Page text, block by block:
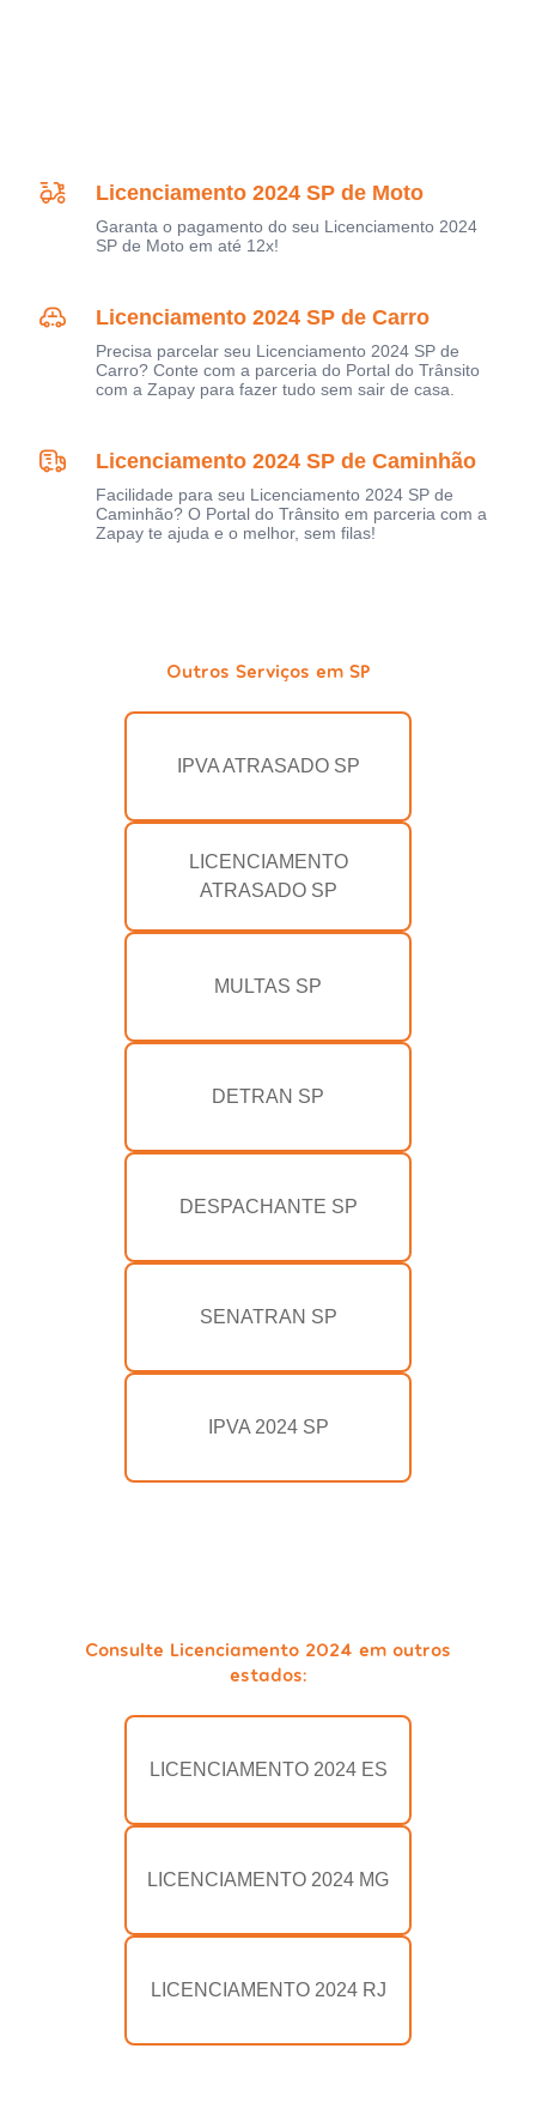
Licenciamento 2024 SP de Moto
Garanta o pagamento do seu Licenciamento 2024
SP de Moto em até 12x!
Licenciamento 2024 SP de Carro
Precisa parcelar seu Licenciamento 2024 SP de
Carro? Conte com a parceria do Portal do Trânsito
com a Zapay para fazer tudo sem sair de casa.
Licenciamento 2024 SP de Caminhão
Facilidade para seu Licenciamento 2024 SP de
Caminhão? O Portal do Trânsito em parceria com a
Zapay te ajuda e o melhor, sem filas!
Outros Serviços em SP
IPVA ATRASADO SP
LICENCIAMENTO
ATRASADO SP
MULTAS SP
DETRAN SP
DESPACHANTE SP
SENATRAN SP
IPVA 2024 SP
Consulte Licenciamento 2024 em outros
estados:
LICENCIAMENTO 2024 ES
LICENCIAMENTO 2024 MG
LICENCIAMENTO 2024 RJ